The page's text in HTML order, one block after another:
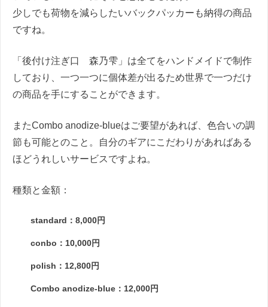
少しでも荷物を減らしたいバックパッカーも納得の商品
ですね。
「後付け注ぎ口 森乃雫」は全てをハンドメイドで制作
しており、一つ一つに個体差が出るため世界で一つだけ
の商品を手にすることができます。
またCombo anodize-blueはご要望があれば、色合いの調
節も可能とのこと。自分のギアにこだわりがあればある
ほどうれしいサービスですよね。
種類と金額：
standard：8,000円
conbo：10,000円
polish：12,800円
Combo anodize-blue：12,000円